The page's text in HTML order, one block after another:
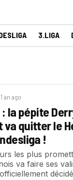
3.LIGA
an ago
: la pépite
quitter le
!
les plus
va faire ses
décidé